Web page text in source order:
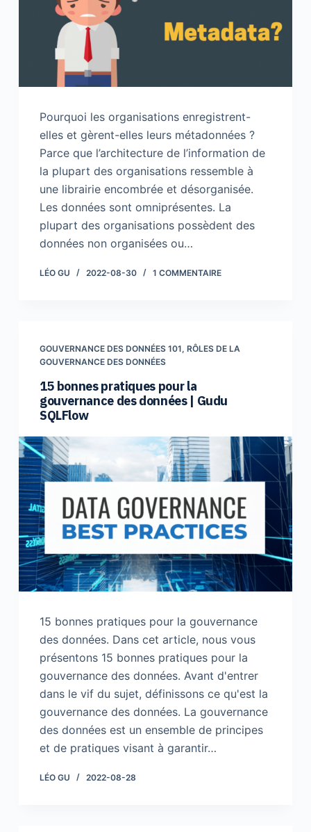
Pourquoi les organisations enregistrent-
elles et gèrent-elles leurs métadonnées ?
Parce que l’architecture de l’information de
la plupart des organisations ressemble à
une librairie encombrée et désorganisée.
Les données sont omniprésentes. La
plupart des organisations possèdent des
données non organisées ou…
LÉO GU 2022-08-30 1 COMMENTAIRE
GOUVERNANCE DES DONNÉES 101, RÔLES DE LA
GOUVERNANCE DES DONNÉES
15 bonnes pratiques pour la
gouvernance des données | Gudu
SQLFlow
15 bonnes pratiques pour la gouvernance
des données. Dans cet article, nous vous
présentons 15 bonnes pratiques pour la
gouvernance des données. Avant d'entrer
dans le vif du sujet, définissons ce qu'est la
gouvernance des données. La gouvernance
des données est un ensemble de principes
et de pratiques visant à garantir…
LÉO GU 2022-08-28